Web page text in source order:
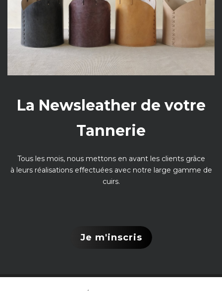
La Newsleather de votre
Tannerie
Tous les mois, nous mettons en avant les clients grâce
à leurs réalisations effectuées avec notre large gamme de
cuirs.
Je m'inscris